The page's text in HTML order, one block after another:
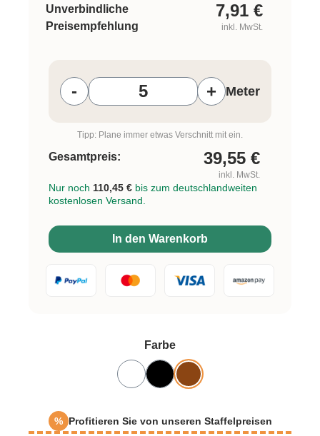
Farbeauswählen
% Profitieren Sie von unseren Staffelpreisen
Unverbindliche
Preisempfehlung
7,91 €
inkl. MwSt.
- + Meter
Tipp: Plane immer etwas Verschnitt mit ein.
Gesamtpreis: 39,55 €
inkl. MwSt.
Nur noch 110,45 € bis zum deutschlandweiten
kostenlosen Versand.
In den Warenkorb